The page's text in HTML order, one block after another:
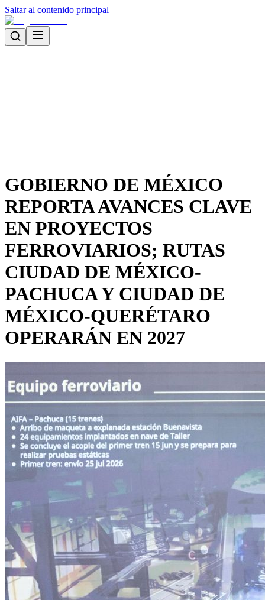
Saltar al contenido principal
GOBIERNO DE MÉXICO
REPORTA AVANCES CLAVE
EN PROYECTOS
FERROVIARIOS; RUTAS
CIUDAD DE MÉXICO-
PACHUCA Y CIUDAD DE
MÉXICO-QUERÉTARO
OPERARÁN EN 2027